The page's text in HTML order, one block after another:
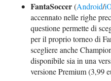
FantaSoccer(Android/
accennato nelle righe
questione permette di
per il proprio torneo di
scegliere anche
disponibile sia in una
versione Premium (3,99